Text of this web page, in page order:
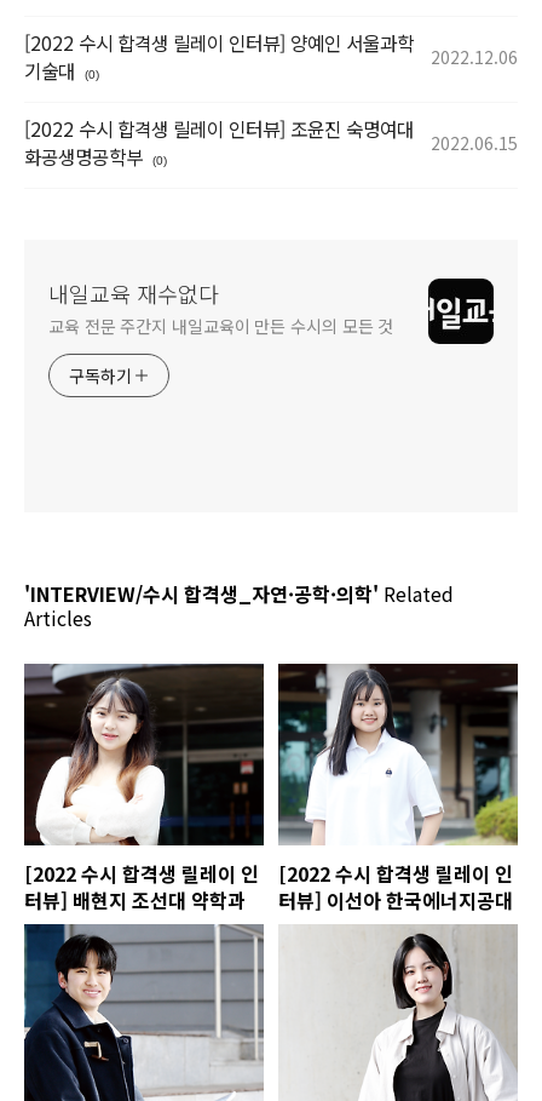
[2022 수시 합격생 릴레이 인터뷰] 양예인 서울과학
기술대
(0)
2022.12.06
[2022 수시 합격생 릴레이 인터뷰] 조윤진 숙명여대
화공생명공학부
(0)
2022.06.15
내일교육 재수없다
교육 전문 주간지 내일교육이 만든 수시의 모든 것
구독하기
'INTERVIEW/수시 합격생_자연·공학·의학' Related
Articles
[2022 수시 합격생 릴레이 인
터뷰] 배현지 조선대 약학과
[2022 수시 합격생 릴레이 인
터뷰] 이선아 한국에너지공대